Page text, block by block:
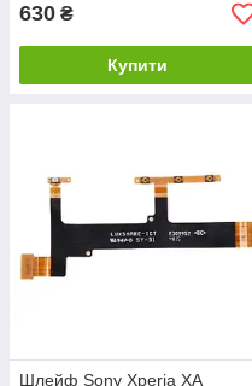
630 ₴
Купити
Шлейф Sony Xperia XA